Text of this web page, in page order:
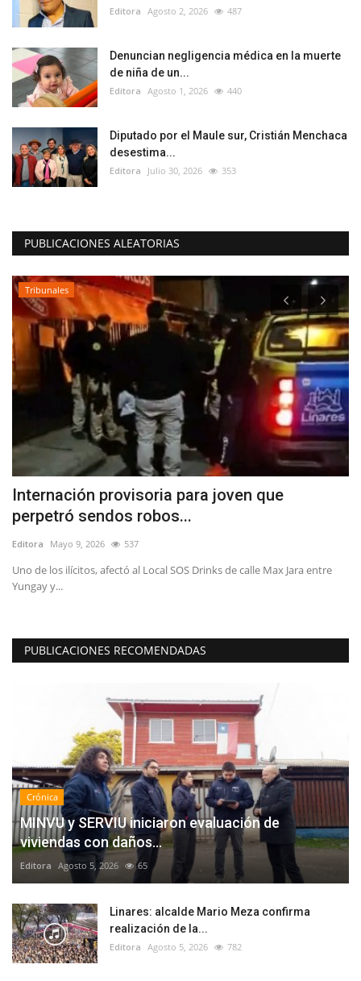
Editora Agosto 2, 2026 487
Denuncian negligencia médica en la muerte
de niña de un...
Editora Agosto 1, 2026 440
Diputado por el Maule sur, Cristián Menchaca
desestima...
Editora Julio 30, 2026 353
PUBLICACIONES ALEATORIAS
Tribunales
Internación provisoria para joven que
perpetró sendos robos...
Editora Mayo 9, 2026 537
Uno de los ilícitos, afectó al Local SOS Drinks de calle Max Jara entre
Yungay y...
PUBLICACIONES RECOMENDADAS
Crónica
MINVU y SERVIU iniciaron evaluación de
viviendas con daños...
Editora Agosto 5, 2026 65
Linares: alcalde Mario Meza confirma
realización de la...
Editora Agosto 5, 2026 782